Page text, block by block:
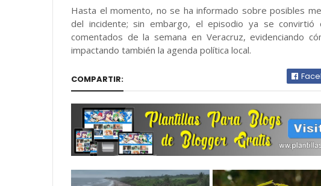
Hasta el momento, no se ha informado sobre posibles
del incidente; sin embargo, el episodio ya se
comentados de la semana en Veracruz, evidenciando
impactando también la agenda política local.
COMPARTIR: